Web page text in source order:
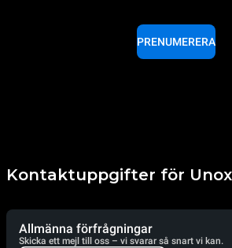
PRENUMERERA
Kontaktuppgifter för Unox
Allmänna förfrågningar
Skicka ett mejl till oss – vi svarar så snart vi kan.